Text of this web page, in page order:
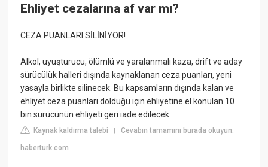
Ehliyet cezalarına af var mı?
CEZA PUANLARI SİLİNİYOR!
Alkol, uyuşturucu, ölümlü ve yaralanmalı kaza, drift ve aday
sürücülük halleri dışında kaynaklanan ceza puanları, yeni
yasayla birlikte silinecek. Bu kapsamların dışında kalan ve
ehliyet ceza puanları dolduğu için ehliyetine el konulan 10
bin sürücünün ehliyeti geri iade edilecek.
Kaynak kaldırma talebi |Cevabın tamamını burada okuyun:
haberturk.com